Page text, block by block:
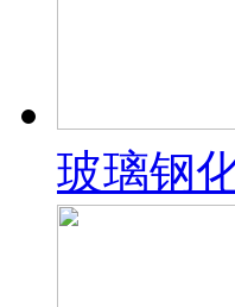
玻璃钢